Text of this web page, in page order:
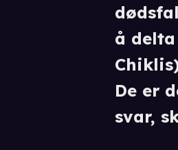
å
De er
svar,